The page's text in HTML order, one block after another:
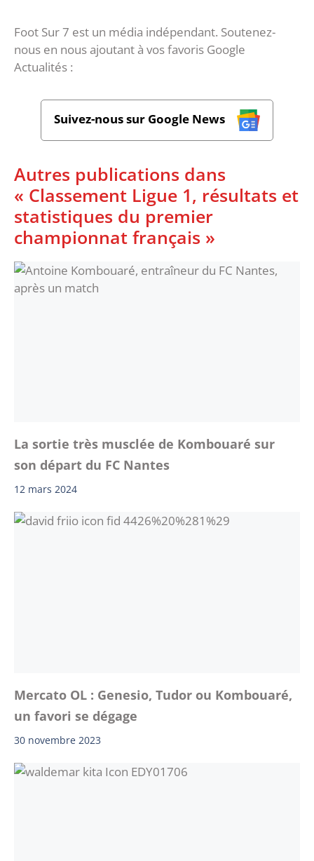
Foot Sur 7 est un média indépendant. Soutenez-
nous en nous ajoutant à vos favoris Google
Actualités :
Suivez-nous sur Google News
Autres publications dans
« Classement Ligue 1, résultats et
statistiques du premier
championnat français »
La sortie très musclée de Kombouaré sur
son départ du FC Nantes
12 mars 2024
Mercato OL : Genesio, Tudor ou Kombouaré,
un favori se dégage
30 novembre 2023